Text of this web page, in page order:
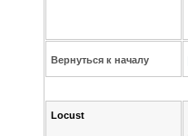
Вернуться к началу
Locust